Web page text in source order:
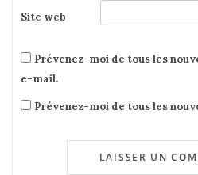
Site web
Prévenez-moi de tous les
e-mail.
Prévenez-moi de tous les